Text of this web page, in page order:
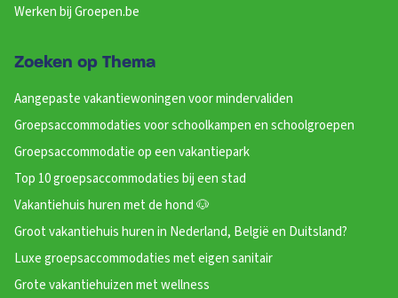
Werken bij Groepen.be
Zoeken op Thema
Aangepaste vakantiewoningen voor mindervaliden
Groepsaccommodaties voor schoolkampen en schoolgroepen
Groepsaccommodatie op een vakantiepark
Top 10 groepsaccommodaties bij een stad
Vakantiehuis huren met de hond 🐶
Groot vakantiehuis huren in Nederland, België en Duitsland?
Luxe groepsaccommodaties met eigen sanitair
Grote vakantiehuizen met wellness